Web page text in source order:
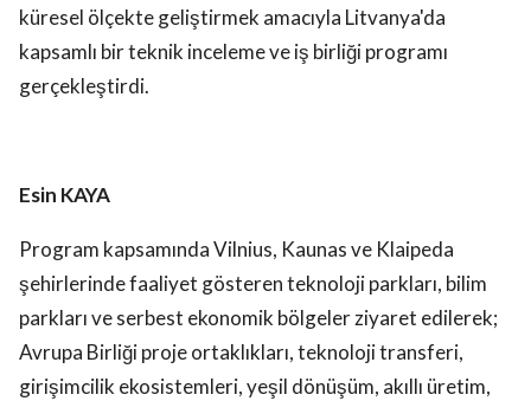
küresel ölçekte geliştirmek amacıyla Litvanya'da
kapsamlı bir teknik inceleme ve iş birliği programı
gerçekleştirdi.
Esin KAYA
Program kapsamında Vilnius, Kaunas ve Klaipeda
şehirlerinde faaliyet gösteren teknoloji parkları, bilim
parkları ve serbest ekonomik bölgeler ziyaret edilerek;
Avrupa Birliği proje ortaklıkları, teknoloji transferi,
girişimcilik ekosistemleri, yeşil dönüşüm, akıllı üretim,